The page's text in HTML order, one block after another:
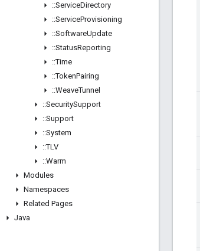
::ServiceDirectory
::ServiceProvisioning
::SoftwareUpdate
::StatusReporting
::Time
::TokenPairing
::WeaveTunnel
::SecuritySupport
::Support
::System
::TLV
::Warm
Modules
Namespaces
Related Pages
Java